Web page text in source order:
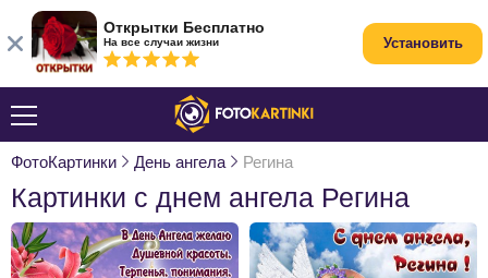
ФотоКартинки День ангела Регина
Картинки с днем ангела Регина
Открытки Бесплатно
На все случаи жизни Установить